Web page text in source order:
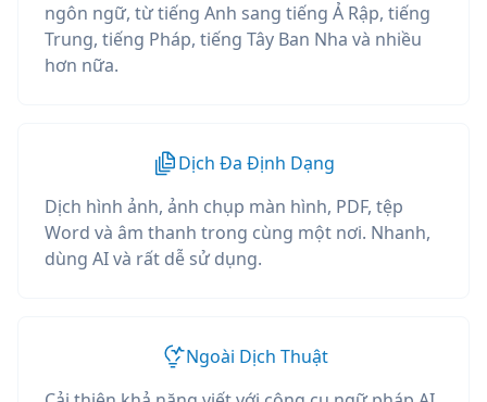
ngôn ngữ, từ tiếng Anh sang tiếng Ả Rập, tiếng
Trung, tiếng Pháp, tiếng Tây Ban Nha và nhiều
hơn nữa.
Dịch Đa Định Dạng
Dịch hình ảnh, ảnh chụp màn hình, PDF, tệp
Word và âm thanh trong cùng một nơi. Nhanh,
dùng AI và rất dễ sử dụng.
Ngoài Dịch Thuật